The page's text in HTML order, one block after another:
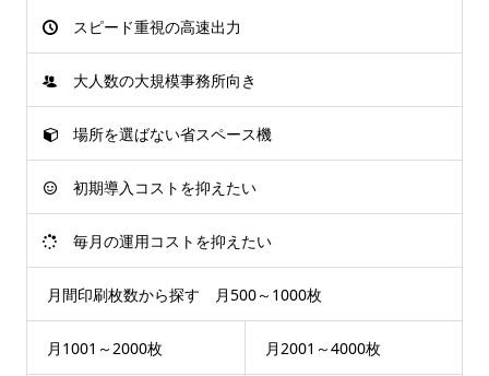
スピード重視の高速出力
大人数の大規模事務所向き
場所を選ばない省スペース機
初期導入コストを抑えたい
毎月の運用コストを抑えたい
月間印刷枚数から探す 月500～1000枚
月1001～2000枚 月2001～4000枚